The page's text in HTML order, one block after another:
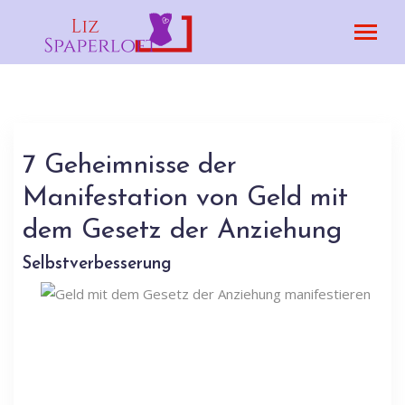
7 Geheimnisse der
Manifestation von Geld mit
dem Gesetz der Anziehung
Selbstverbesserung